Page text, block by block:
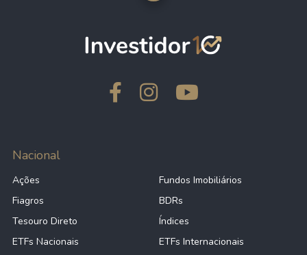
Nacional
Ações
Fundos Imobiliários
Fiagros
BDRs
Tesouro Direto
Índices
ETFs Nacionais
ETFs Internacionais